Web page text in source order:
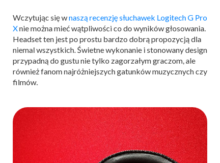
Wczytując się wnaszą recenzję słuchawek Logitech G Pro
Xnie można mieć wątpliwości co do wyników głosowania.
Headset ten jest po prostu bardzo dobrą propozycją dla
niemal wszystkich. Świetne wykonanie i stonowany design
przypadną do gustu nie tylko zagorzałym graczom, ale
również fanom najróżniejszych gatunków muzycznych czy
filmów.